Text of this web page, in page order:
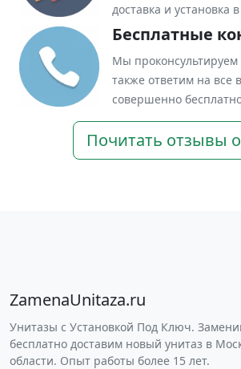
доставка и установка
Бесплатные
Мы проконсультируем
также ответим на все
совершенно
Почитать отзывы
ZamenaUnitaza.ru
Унитазы с Установкой Под Ключ.
бесплатно доставим новый унитаз в
области. Опыт работы более 15 лет.